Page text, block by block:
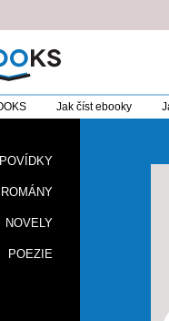
Jak číst ebooky
POVÍDKY
ROMÁNY
NOVELY
POEZIE